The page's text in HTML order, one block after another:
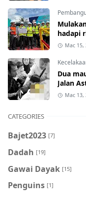
hadapi
Mac 15,
Dua
Jalan
Mac 13,
CATEGORIES
Bajet2023 [7]
Dadah [19]
Gawai Dayak [15]
Penguins [1]